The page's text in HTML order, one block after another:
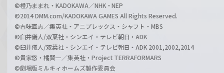
©橙乃ままれ・KADOKAWA／NHK・NEP
©2014 DMM.com/KADOKAWA GAMES All Rights Reserved.
©古味直志／集英社・アニプレックス・シャフト・MBS
©臼井儀人/双葉社・シンエイ・テレビ朝日・ADK
©臼井儀人/双葉社・シンエイ・テレビ朝日・ADK 2001,2002,2014
©貴家悠・橘賢一／集英社・Project TERRAFORMARS
©劇場版ミルキィホームズ製作委員会